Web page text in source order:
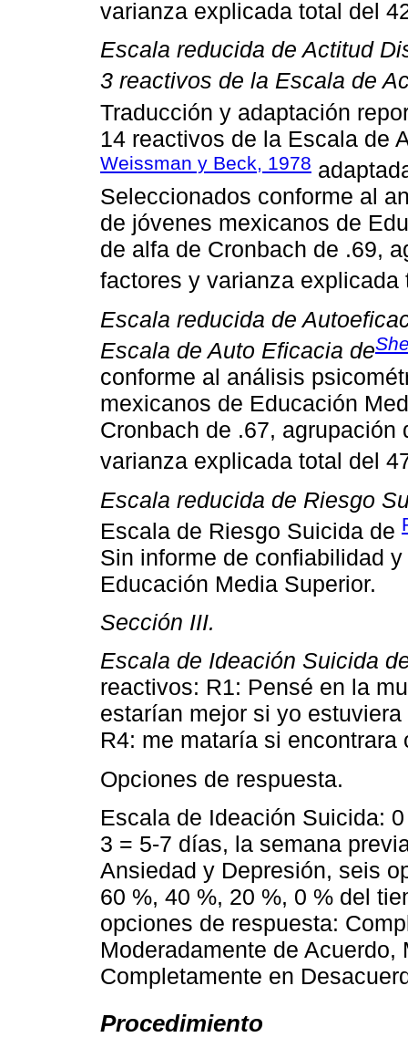
varianza explicada total del
Escala reducida de Actitud
3 reactivos de la Escala de
Traducción y adaptación
14 reactivos de la Escala de
Weissman y Beck, 1978
Seleccionados conforme al
de jóvenes mexicanos de
de alfa de Cronbach de .69,
factores y varianza explicada
Escala reducida de
Escala de Auto Eficacia de
conforme al análisis
mexicanos de Educación
Cronbach de .67,
varianza explicada total del
Escala reducida de Riesgo
Escala de Riesgo Suicida de
Sin informe de confiabilidad
Educación Media Superior.
Sección III.
Escala de Ideación Suicida
reactivos: R1: Pensé en la
estarían mejor si yo
R4: me mataría si
Opciones de respuesta.
Escala de Ideación Suicida:
3 = 5-7 días, la semana
Ansiedad y Depresión, seis
60 %, 40 %, 20 %, 0 % del
opciones de respuesta:
Moderadamente de
Completamente en
Procedimiento